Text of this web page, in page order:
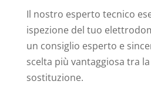
Il nostro esperto tecnico
ispezione del tuo
un consiglio esperto e
scelta più vantaggiosa tra
sostituzione.